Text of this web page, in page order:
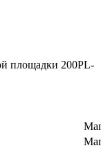
площадки 200PL-